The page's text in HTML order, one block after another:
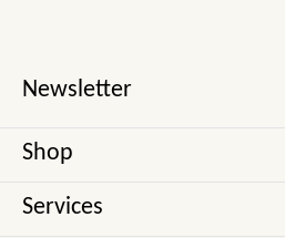
Newsletter
Shop
Services